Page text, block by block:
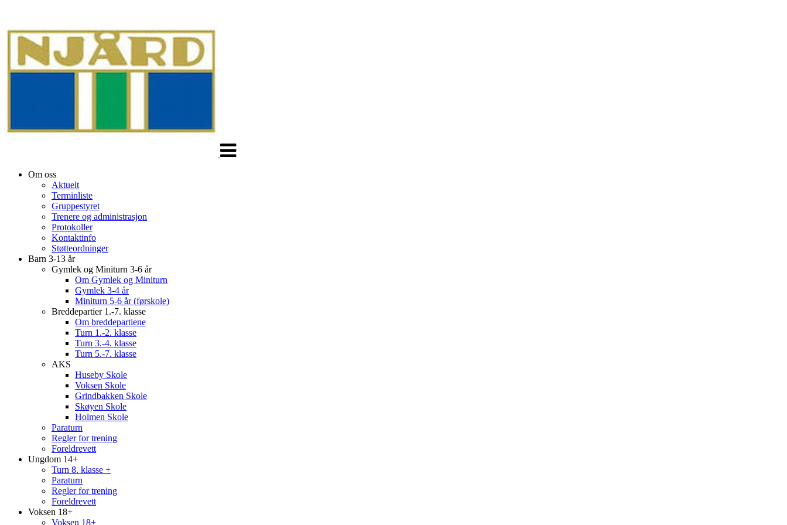
Om oss
Aktuelt
Terminliste
Gruppestyret
Trenere og administrasjon
Protokoller
Kontaktinfo
Støtteordninger
Barn 3-13 år
Gymlek og Miniturn 3-6 år
Om Gymlek og Miniturn
Gymlek 3-4 år
Miniturn 5-6 år (førskole)
Breddepartier 1.-7. klasse
Om breddepartiene
Turn 1.-2. klasse
Turn 3.-4. klasse
Turn 5.-7. klasse
AKS
Huseby Skole
Voksen Skole
Grindbakken Skole
Skøyen Skole
Holmen Skole
Paraturn
Regler for trening
Foreldrevett
Ungdom 14+
Turn 8. klasse +
Paraturn
Regler for trening
Foreldrevett
Voksen 18+
Voksen 18+